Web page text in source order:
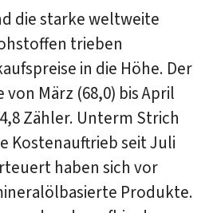
die starke weltweite
trieben
in die Höhe. Der
März (68,0) bis April
Zähler. Unterm Strich
Kostenauftrieb seit Juli
haben sich vor
Produkte.